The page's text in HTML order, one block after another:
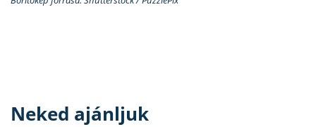
Neked ajánljuk